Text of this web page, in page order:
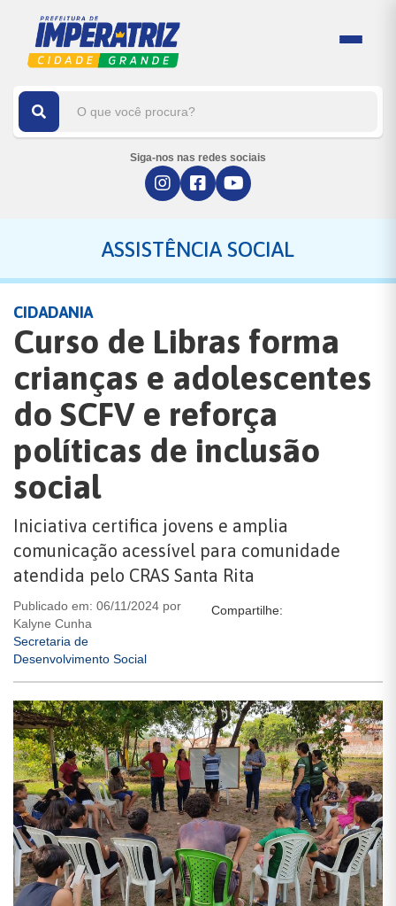
Siga-nos nas redes sociais
ASSISTÊNCIA SOCIAL
CIDADANIA
Curso de Libras forma
crianças e adolescentes
do SCFV e reforça
políticas de inclusão
social
Iniciativa certifica jovens e amplia
comunicação acessível para comunidade
atendida pelo CRAS Santa Rita
Publicado em: 06/11/2024 por
Kalyne Cunha
Secretaria de
Desenvolvimento Social
Compartilhe: